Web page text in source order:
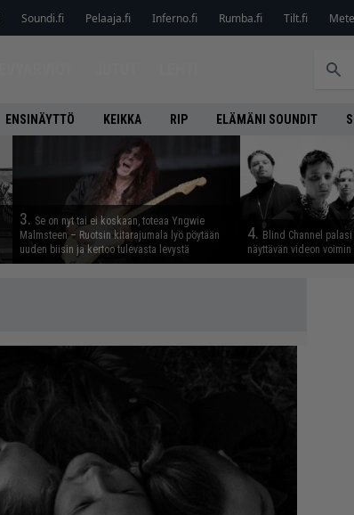
Soundi.fi Pelaaja.fi Inferno.fi Rumba.fi Tilt.fi
ENSINÄYTTÖ KEIKKA RIP ELÄMÄNI SOUNDIT
3. Se on nyt tai ei koskaan, toteaa Yngwie
Malmsteen – Ruotsin kitarajumala lyö pöytään
uuden biisin ja kertoo tulevasta levystä
4. Blind Channel
näyttävän videon voimin